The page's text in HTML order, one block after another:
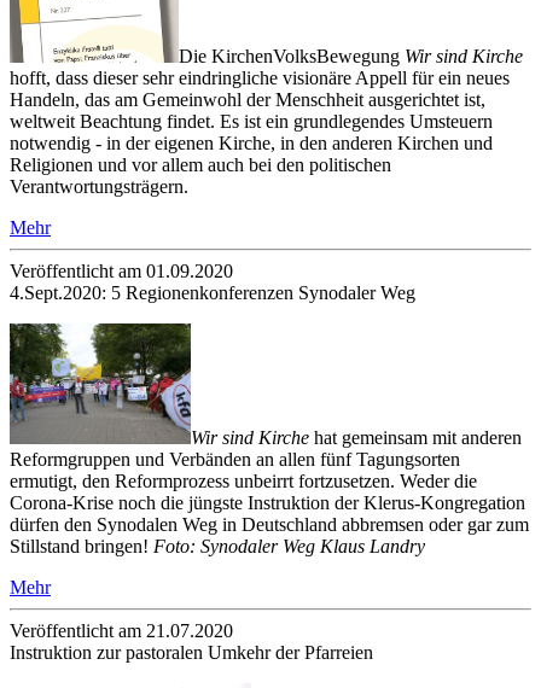
Die KirchenVolksBewegung Wir sind Kirche
hofft, dass dieser sehr eindringliche visionäre Appell für ein neues
Handeln, das am Gemeinwohl der Menschheit ausgerichtet ist,
weltweit Beachtung findet. Es ist ein grundlegendes Umsteuern
notwendig - in der eigenen Kirche, in den anderen Kirchen und
Religionen und vor allem auch bei den politischen
Verantwortungsträgern.
Mehr
Veröffentlicht am 01­.09.2020
4.Sept.2020: 5 Regionenkonferenzen Synodaler Weg
Wir sind Kirche hat gemeinsam mit anderen
Reformgruppen und Verbänden an allen fünf Tagungsorten
ermutigt, den Reformprozess unbeirrt fortzusetzen. Weder die
Corona-Krise noch die jüngste Instruktion der Klerus-Kongregation
dürfen den Synodalen Weg in Deutschland abbremsen oder gar zum
Stillstand bringen! Foto: Synodaler Weg Klaus Landry
Mehr
Veröffentlicht am 21­.07.2020
Instruktion zur pastoralen Umkehr der Pfarreien